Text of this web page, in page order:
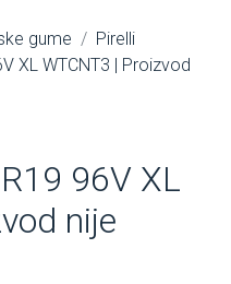
gume
Pirelli
XL WTCNT3 | Proizvod
96V XL
nije